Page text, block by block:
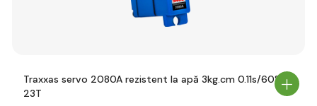
Traxxas servo 2080A rezistent la apă 3kg.cm 0.11s/60°
23T